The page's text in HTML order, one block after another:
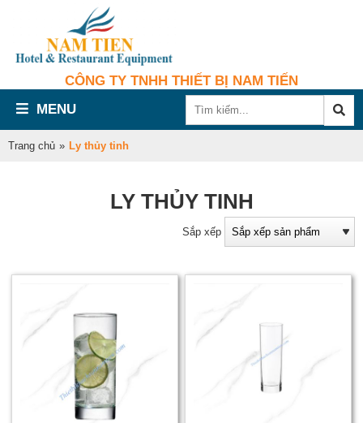
CÔNG TY TNHH THIẾT BỊ NAM TIẾN
MENU
Trang chủ » Ly thủy tinh
LY THỦY TINH
Sắp xếp